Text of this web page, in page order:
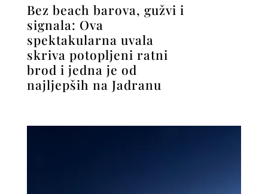
Bez beach barova, gužvi i
signala: Ova
spektakularna uvala
skriva potopljeni ratni
brod i jedna je od
najljepših na Jadranu